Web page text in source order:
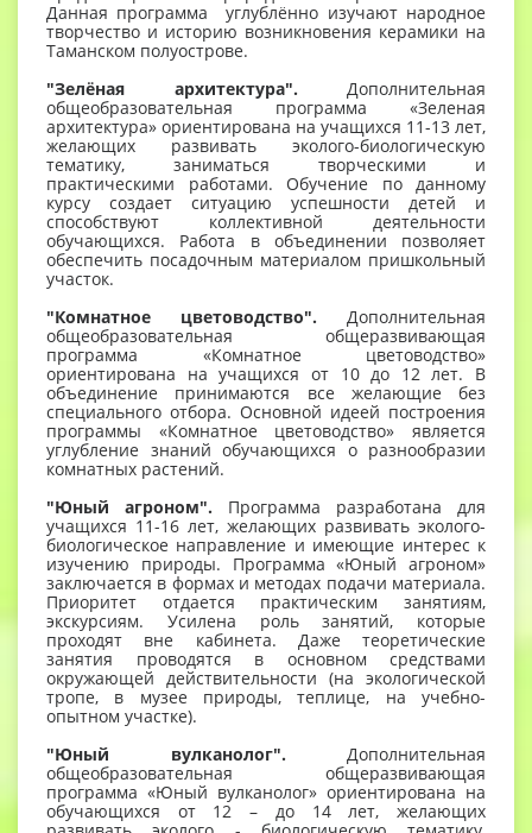
Данная программа углублённо изучают народное
творчество и историю возникновения керамики на
Таманском полуострове.
"Зелёная архитектура". Дополнительная
общеобразовательная программа «Зеленая
архитектура» ориентирована на учащихся 11-13 лет,
желающих развивать эколого-биологическую
тематику, заниматься творческими и
практическими работами. Обучение по данному
курсу создает ситуацию успешности детей и
способствуют коллективной деятельности
обучающихся. Работа в объединении позволяет
обеспечить посадочным материалом пришкольный
участок.
"Комнатное цветоводство". Дополнительная
общеобразовательная общеразвивающая
программа «Комнатное цветоводство»
ориентирована на учащихся от 10 до 12 лет. В
объединение принимаются все желающие без
специального отбора. Основной идеей построения
программы «Комнатное цветоводство» является
углубление знаний обучающихся о разнообразии
комнатных растений.
"Юный агроном". Программа разработана для
учащихся 11-16 лет, желающих развивать эколого-
биологическое направление и имеющие интерес к
изучению природы. Программа «Юный агроном»
заклю­чается в формах и методах подачи материала.
Приоритет отдается практическим занятиям,
экскурсиям. Усилена роль занятий, ко­торые
проходят вне кабинета. Даже теоретические
занятия проводятся в основ­ном средствами
окружающей действительности (на экологической
тропе, в музее природы, теплице, на учебно-
опытном участке).
"Юный вулканолог". Дополнительная
общеобразовательная общеразвивающая
программа «Юный вулканолог» ориентирована на
обучающихся от 12 – до 14 лет, желающих